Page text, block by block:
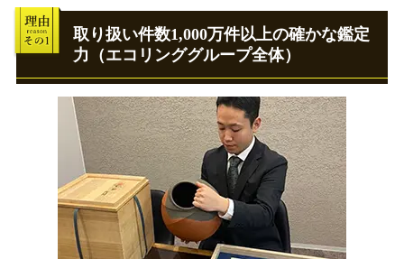
取り扱い件数1,000万件以上の確かな鑑定
力（エコリンググループ全体）